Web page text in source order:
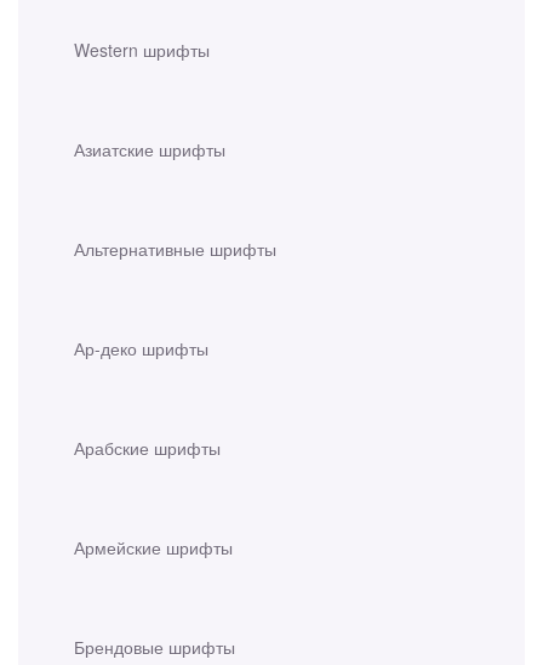
Western шрифты
Азиатские шрифты
Альтернативные шрифты
Ар-деко шрифты
Арабские шрифты
Армейские шрифты
Брендовые шрифты